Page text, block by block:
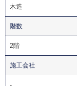
木造
階数
2階
施工会社